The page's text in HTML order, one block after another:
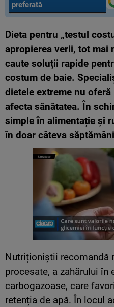
preferată
Dieta pentru „testul
apropierea verii, tot mai
caute soluții rapide
costum de baie.
dietele extreme nu
afecta sănătatea. În
simple în alimentație și
în doar câteva
Nutriționiștii recomandă
procesate, a zahărului în
carbogazoase, care
retenția de apă. În locul